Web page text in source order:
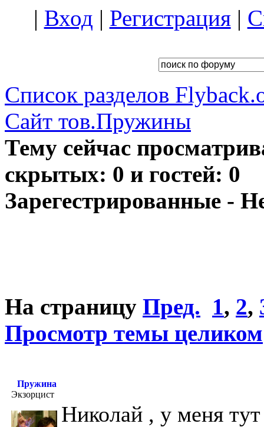
| Вход | Регистрация|
Список разделов
Сайт тов.Пружины
Тему сейчас
скрытых: 0 и гостей: 0
Зарегестрированные -
На страницу Пред. 1, 2,
Просмотр темы целиком
Пружина
Экзорцист
Николай , у меня